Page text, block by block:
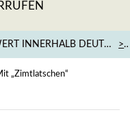
GRATIS VERSAND AB 50 € WARENWERT INNERHALB DEUTSCHLANDS
„Zimtlatschen“